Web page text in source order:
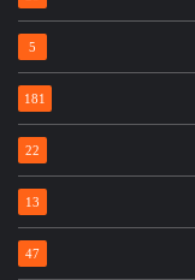
5
181
22
13
47